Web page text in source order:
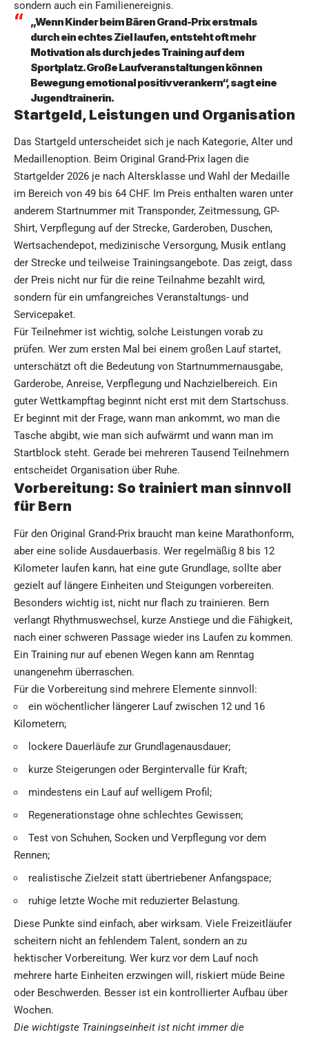
sondern auch ein Familienereignis.
„Wenn Kinder beim Bären Grand-Prix erstmals
durch ein echtes Ziel laufen, entsteht oft mehr
Motivation als durch jedes Training auf dem
Sportplatz. Große Laufveranstaltungen können
Bewegung emotional positiv verankern“, sagt eine
Jugendtrainerin.
Startgeld, Leistungen und Organisation
Das Startgeld unterscheidet sich je nach Kategorie, Alter und
Medaillenoption. Beim Original Grand-Prix lagen die
Startgelder 2026 je nach Altersklasse und Wahl der Medaille
im Bereich von 49 bis 64 CHF. Im Preis enthalten waren unter
anderem Startnummer mit Transponder, Zeitmessung, GP-
Shirt, Verpflegung auf der Strecke, Garderoben, Duschen,
Wertsachendepot, medizinische Versorgung, Musik entlang
der Strecke und teilweise Trainingsangebote. Das zeigt, dass
der Preis nicht nur für die reine Teilnahme bezahlt wird,
sondern für ein umfangreiches Veranstaltungs- und
Servicepaket.
Für Teilnehmer ist wichtig, solche Leistungen vorab zu
prüfen. Wer zum ersten Mal bei einem großen Lauf startet,
unterschätzt oft die Bedeutung von Startnummernausgabe,
Garderobe, Anreise, Verpflegung und Nachzielbereich. Ein
guter Wettkampftag beginnt nicht erst mit dem Startschuss.
Er beginnt mit der Frage, wann man ankommt, wo man die
Tasche abgibt, wie man sich aufwärmt und wann man im
Startblock steht. Gerade bei mehreren Tausend Teilnehmern
entscheidet Organisation über Ruhe.
Vorbereitung: So trainiert man sinnvoll
für Bern
Für den Original Grand-Prix braucht man keine Marathonform,
aber eine solide Ausdauerbasis. Wer regelmäßig 8 bis 12
Kilometer laufen kann, hat eine gute Grundlage, sollte aber
gezielt auf längere Einheiten und Steigungen vorbereiten.
Besonders wichtig ist, nicht nur flach zu trainieren. Bern
verlangt Rhythmuswechsel, kurze Anstiege und die Fähigkeit,
nach einer schweren Passage wieder ins Laufen zu kommen.
Ein Training nur auf ebenen Wegen kann am Renntag
unangenehm überraschen.
Für die Vorbereitung sind mehrere Elemente sinnvoll:
ein wöchentlicher längerer Lauf zwischen 12 und 16
Kilometern;
lockere Dauerläufe zur Grundlagenausdauer;
kurze Steigerungen oder Bergintervalle für Kraft;
mindestens ein Lauf auf welligem Profil;
Regenerationstage ohne schlechtes Gewissen;
Test von Schuhen, Socken und Verpflegung vor dem
Rennen;
realistische Zielzeit statt übertriebener Anfangspace;
ruhige letzte Woche mit reduzierter Belastung.
Diese Punkte sind einfach, aber wirksam. Viele Freizeitläufer
scheitern nicht an fehlendem Talent, sondern an zu
hektischer Vorbereitung. Wer kurz vor dem Lauf noch
mehrere harte Einheiten erzwingen will, riskiert müde Beine
oder Beschwerden. Besser ist ein kontrollierter Aufbau über
Wochen.
Die wichtigste Trainingseinheit ist nicht immer die